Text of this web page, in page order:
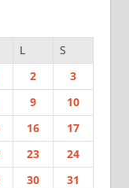
L
S
2
3
9
10
16
17
23
24
30
31